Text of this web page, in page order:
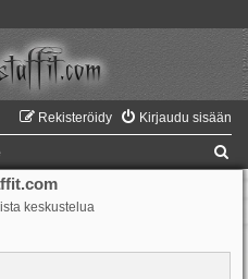
Kirjaudu sisään
Rekisteröidy
keskustelua